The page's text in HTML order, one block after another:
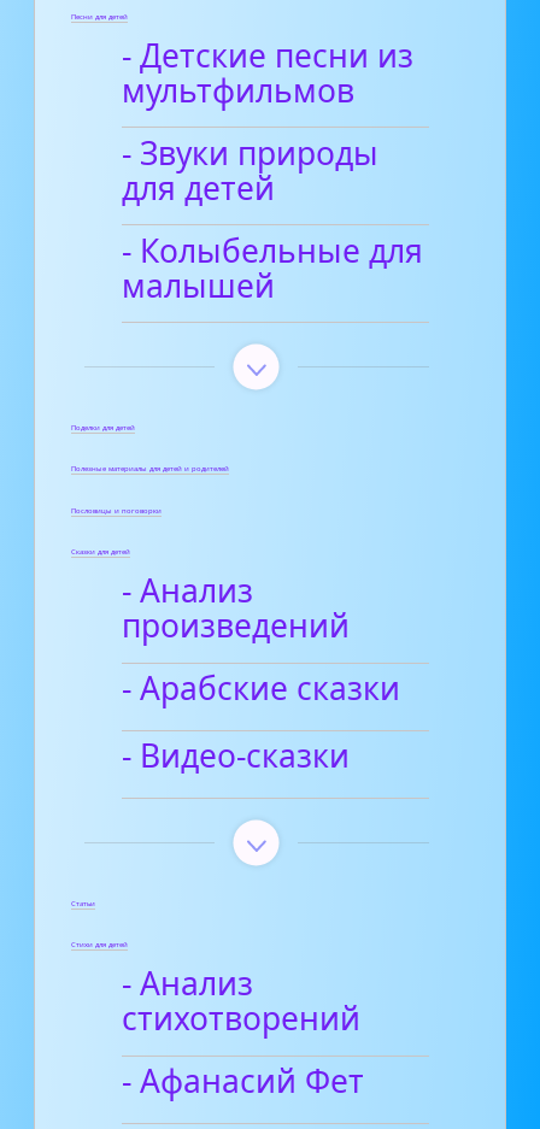
Песни для детей
- Детские песни из
мультфильмов
- Звуки природы
для детей
- Колыбельные для
малышей
Поделки для детей
Полезные материалы для детей и родителей
Пословицы и поговорки
Сказки для детей
- Анализ
произведений
- Арабские сказки
- Видео-сказки
Статьи
Стихи для детей
- Анализ
стихотворений
- Афанасий Фет